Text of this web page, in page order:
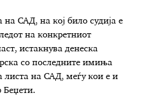
САД, на кој било судија е
на конкретниот
истакнува денеска
со последните имиња
листа на САД, меѓу кои е и
Беџети.